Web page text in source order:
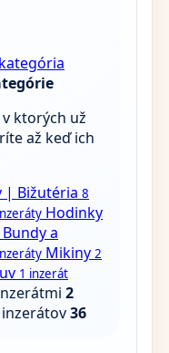
ktorých už
až keď ich
| Bižutéria 8
Hodinky
Bundy a
Mikiny 2
1 inzerát
2
36